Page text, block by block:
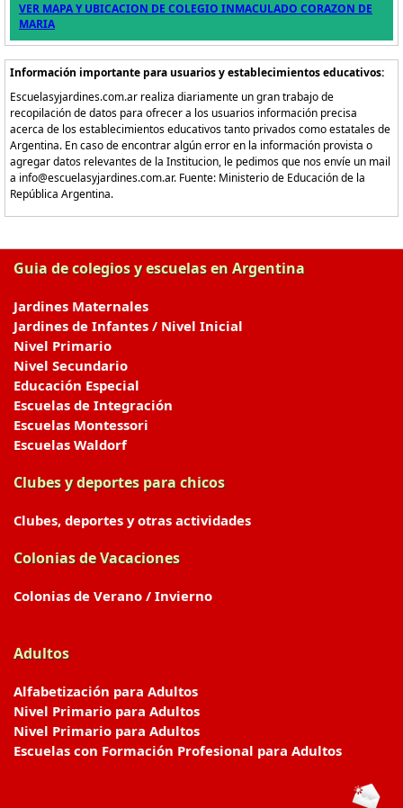
VER MAPA Y UBICACION DE COLEGIO INMACULADO CORAZON DE
MARIA
Información importante para usuarios y establecimientos educativos:
Escuelasyjardines.com.ar realiza diariamente un gran trabajo de
recopilación de datos para ofrecer a los usuarios información precisa
acerca de los establecimientos educativos tanto privados como estatales de
Argentina. En caso de encontrar algún error en la información provista o
agregar datos relevantes de la Institucion, le pedimos que nos envíe un mail
a info@escuelasyjardines.com.ar. Fuente: Ministerio de Educación de la
República Argentina.
Guia de colegios y escuelas en Argentina
Jardines Maternales
Jardines de Infantes / Nivel Inicial
Nivel Primario
Nivel Secundario
Educación Especial
Escuelas de Integración
Escuelas Montessori
Escuelas Waldorf
Clubes y deportes para chicos
Clubes, deportes y otras actividades
Colonias de Vacaciones
Colonias de Verano / Invierno
Adultos
Alfabetización para Adultos
Nivel Primario para Adultos
Nivel Primario para Adultos
Escuelas con Formación Profesional para Adultos